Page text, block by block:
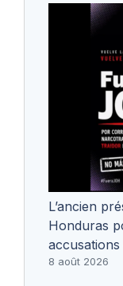
L’ancien
Honduras
8 août 2026